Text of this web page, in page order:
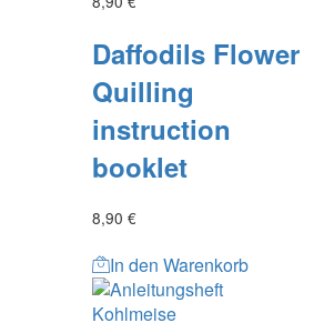
Daffodils Flower
Quilling
instruction
booklet
8,90 €
In den Warenkorb